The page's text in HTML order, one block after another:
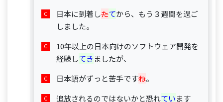
日本に到着したてから、もう３週間を過ご
しました。
10年以上の日本向けのソフトウェア開発を
経験してき ましたが、
日本語がずっと苦手ですね。
追放されるのではないかと恐れています